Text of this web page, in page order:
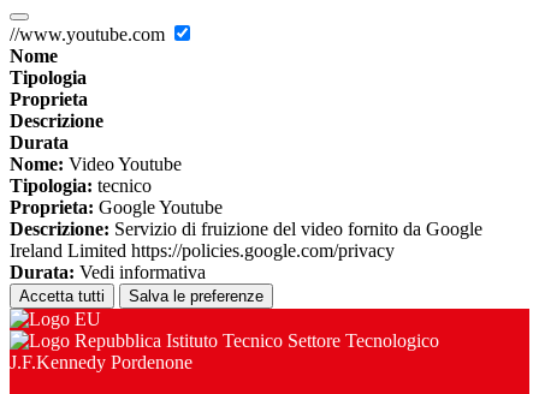
//www.youtube.com
Nome
Tipologia
Proprieta
Descrizione
Durata
Nome: Video Youtube
Tipologia: tecnico
Proprieta: Google Youtube
Descrizione: Servizio di fruizione del video fornito da Google
Ireland Limited https://policies.google.com/privacy
Durata: Vedi informativa
Accetta tutti Salva le preferenze
Istituto Tecnico Settore Tecnologico
J.F.Kennedy Pordenone